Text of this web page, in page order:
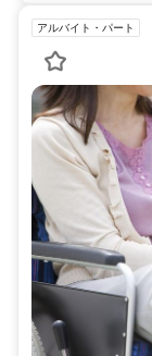
アルバイト・パート